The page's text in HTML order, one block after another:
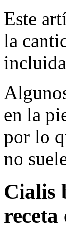
Este
la
en la
por lo
no
Cialis
receta